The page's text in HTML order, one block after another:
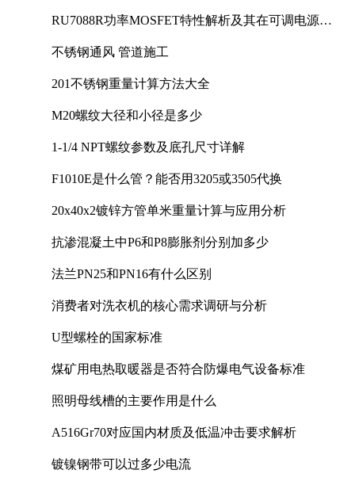
RU7088R功率MOSFET特性解析及其在可调电源设
不锈钢通风 管道施工
201不锈钢重量计算方法大全
M20螺纹大径和小径是多少
1-1/4 NPT螺纹参数及底孔尺寸详解
F1010E是什么管？能否用3205或3505代换
20x40x2镀锌方管单米重量计算与应用分析
抗渗混凝土中P6和P8膨胀剂分别加多少
法兰PN25和PN16有什么区别
消费者对洗衣机的核心需求调研与分析
U型螺栓的国家标准
煤矿用电热取暖器是否符合防爆电气设备标准
照明母线槽的主要作用是什么
A516Gr70对应国内材质及低温冲击要求解析
镀镍钢带可以过多少电流